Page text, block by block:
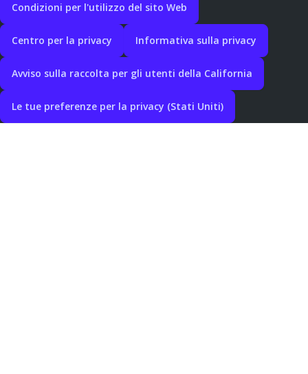
Condizioni per l'utilizzo del sito Web
Centro per la privacy Informativa sulla privacy
Avviso sulla raccolta per gli utenti della California
Le tue preferenze per la privacy (Stati Uniti)